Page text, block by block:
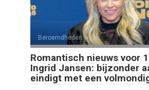
Beroemdheden
Romantisch nieuws voor
Ingrid Jansen: bijzonder
eindigt met een